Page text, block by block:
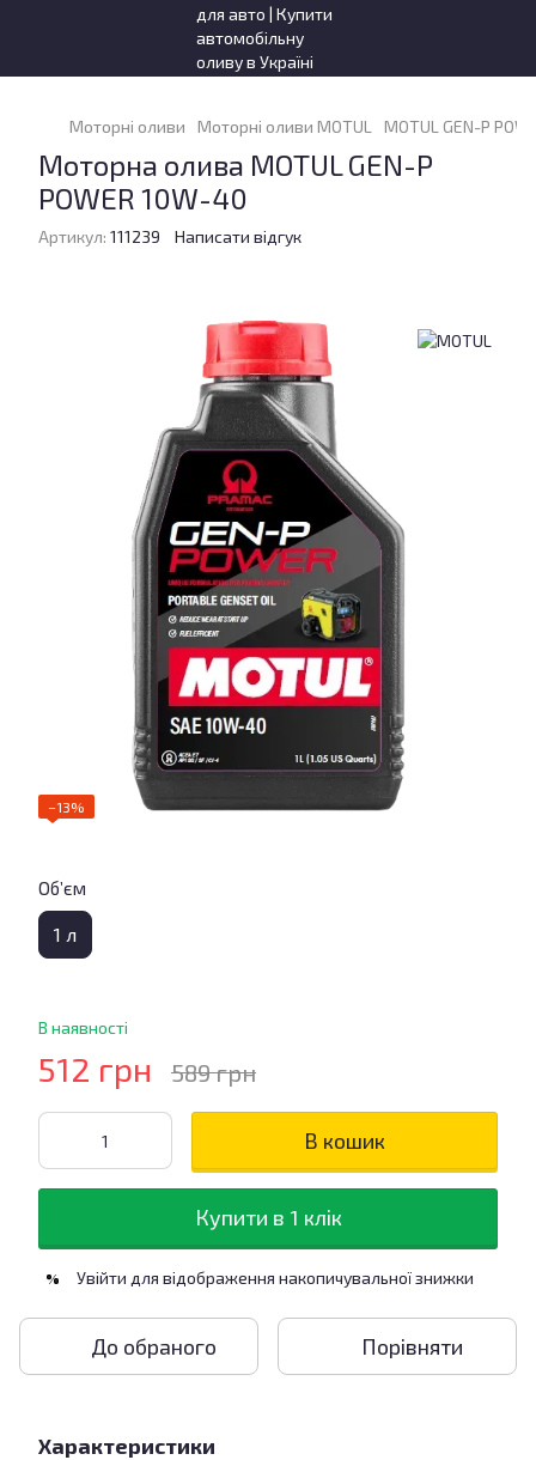
Моторні оливи Моторні оливи MOTUL MOTUL GEN-P
Моторна олива MOTUL GEN-P
POWER 10W-40
Артикул: 111239 Написати відгук
−13%
Об’єм
1 л
В наявності
512 грн 589 грн
В кошик
Купити в 1 клік
% Увійти для відображення накопичувальної знижки
До обраного Порівняти
Характеристики